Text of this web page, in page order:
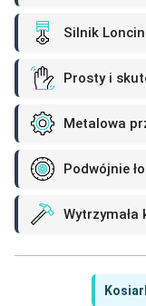
Silnik
Prosty i
Metalowa
Podwójnie